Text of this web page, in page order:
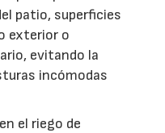
patio, superficies
exterior o
evitando la
incómodas
el riego de